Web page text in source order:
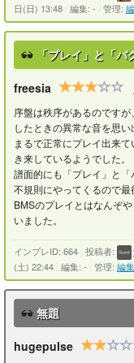
日(日) 13:48 編集: - 管理:
「プレイ」と「
freesia
序盤は秩序があるのです
したときの異常な音を思い
まるで正常にプレイ出来
き来しているようでした。
譜面的にも「プレイ」と
不規則にやってくるので最
BMSのプレイとはなんぞ
いました。
インプレID: 664 投稿者:
(土) 22:44 編集: - 管理: 編集
無題
hugepulse